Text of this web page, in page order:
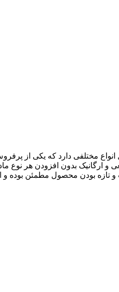
مختلفی دارد که یکی از
ارگانیک بدون افزودن هر نوع
و تازه بودن محصول مطمئن